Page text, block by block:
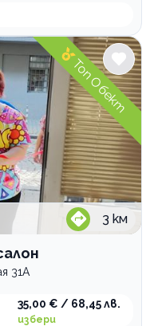
3 км
31А
35,00 € / 68,45 лв.
избери
Топ Обект